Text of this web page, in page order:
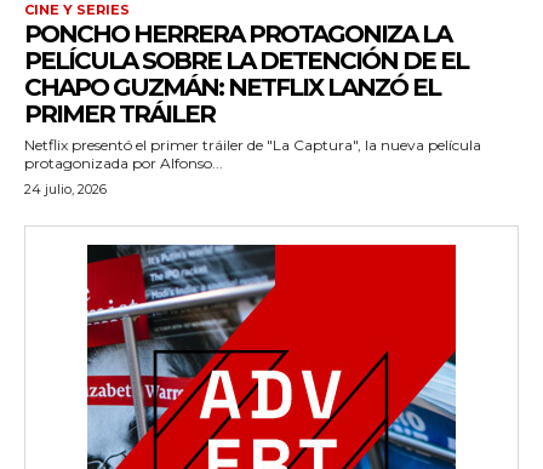
CINE Y SERIES
PONCHO HERRERA PROTAGONIZA LA
PELÍCULA SOBRE LA DETENCIÓN DE EL
CHAPO GUZMÁN: NETFLIX LANZÓ EL
PRIMER TRÁILER
Netflix presentó el primer tráiler de "La Captura", la nueva película
protagonizada por Alfonso...
24 julio, 2026